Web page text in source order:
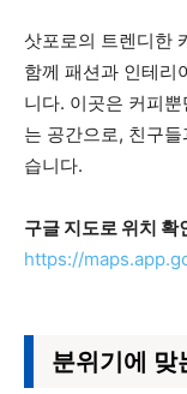
삿포로의 트렌디한
함께 패션과 인테리
니다. 이곳은 커피
는 공간으로, 친구
습니다.
구글 지도로 위치 확
https://
분위기에 맞